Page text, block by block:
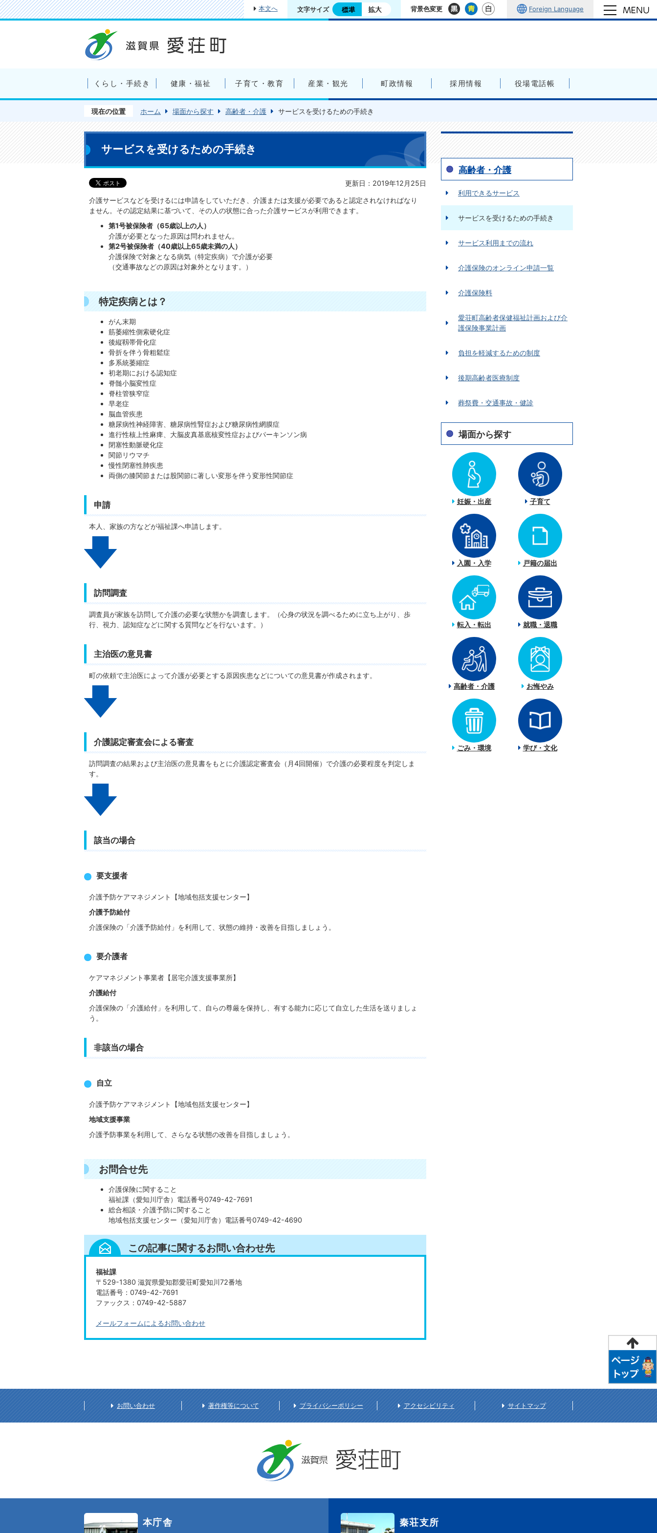
本文へ 文字サイズ 背景色変更 Foreign Language
くらし・手続き 健康・福祉 子育て・教育 産業・観光 町政情報 採用情報 役場電話帳
現在の位置 ホーム 場面から探す 高齢者・介護 サービスを受けるための手続き
サービスを受けるための手続き
更新日：2019年12月25日
介護サービスなどを受けるには申請をしていただき、介護または支援が必要であると認定されなければなり
ません。その認定結果に基づいて、その人の状態に合った介護サービスが利用できます。
第1号被保険者（65歳以上の人）
介護が必要となった原因は問われません。
第2号被保険者（40歳以上65歳未満の人）
介護保険で対象となる病気（特定疾病）で介護が必要
（交通事故などの原因は対象外となります。）
特定疾病とは？
がん末期
筋萎縮性側索硬化症
後縦靱帯骨化症
骨折を伴う骨粗鬆症
多系統萎縮症
初老期における認知症
脊髄小脳変性症
脊柱管狭窄症
早老症
脳血管疾患
糖尿病性神経障害、糖尿病性腎症および糖尿病性網膜症
進行性核上性麻痺、大脳皮真基底核変性症およびパーキンソン病
閉塞性動脈硬化症
関節リウマチ
慢性閉塞性肺疾患
両側の膝関節または股関節に著しい変形を伴う変形性関節症
申請
本人、家族の方などが福祉課へ申請します。
訪問調査
調査員が家族を訪問して介護の必要な状態かを調査します。（心身の状況を調べるために立ち上がり、歩
行、視力、認知症などに関する質問などを行ないます。）
主治医の意見書
町の依頼で主治医によって介護が必要とする原因疾患などについての意見書が作成されます。
介護認定審査会による審査
訪問調査の結果および主治医の意見書をもとに介護認定審査会（月4回開催）で介護の必要程度を判定しま
す。
該当の場合
要支援者
介護予防ケアマネジメント【地域包括支援センター】
介護予防給付
介護保険の「介護予防給付」を利用して、状態の維持・改善を目指しましょう。
要介護者
ケアマネジメント事業者【居宅介護支援事業所】
介護給付
介護保険の「介護給付」を利用して、自らの尊厳を保持し、有する能力に応じて自立した生活を送りましょ
う。
非該当の場合
自立
介護予防ケアマネジメント【地域包括支援センター】
地域支援事業
介護予防事業を利用して、さらなる状態の改善を目指しましょう。
お問合せ先
介護保険に関すること
福祉課（愛知川庁舎）電話番号0749-42-7691
総合相談・介護予防に関すること
地域包括支援センター（愛知川庁舎）電話番号0749-42-4690
この記事に関するお問い合わせ先
福祉課
〒529-1380 滋賀県愛知郡愛荘町愛知川72番地
電話番号：0749-42-7691
ファックス：0749-42-5887
メールフォームによるお問い合わせ
高齢者・介護
利用できるサービス
サービスを受けるための手続き
サービス利用までの流れ
介護保険のオンライン申請一覧
介護保険料
愛荘町高齢者保健福祉計画および介
護保険事業計画
負担を軽減するための制度
後期高齢者医療制度
葬祭費・交通事故・健診
場面から探す
妊娠・出産 子育て
入園・入学 戸籍の届出
転入・転出 就職・退職
高齢者・介護 お悔やみ
ごみ・環境 学び・文化
お問い合わせ 著作権等について プライバシーポリシー アクセシビリティ サイトマップ
本庁舎 秦荘支所